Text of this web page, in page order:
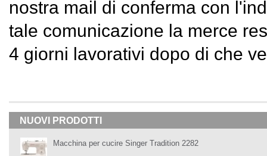
nostra mail di conferma con
tale comunicazione la merce
4 giorni lavorativi dopo di che
NUOVI PRODOTTI
Macchina per cucire Singer Tradition 2282